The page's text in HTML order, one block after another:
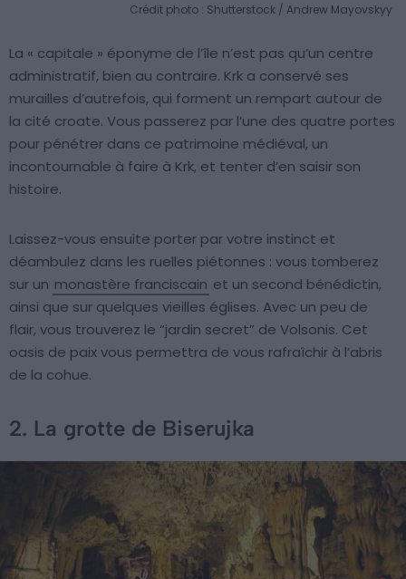
Crédit photo : Shutterstock / Andrew Mayovskyy
La « capitale » éponyme de l’île n’est pas qu’un centre
administratif, bien au contraire. Krk a conservé ses
murailles d’autrefois, qui forment un rempart autour de
la cité croate. Vous passerez par l’une des quatre portes
pour pénétrer dans ce patrimoine médiéval, un
incontournable à faire à Krk, et tenter d’en saisir son
histoire.
Laissez-vous ensuite porter par votre instinct et
déambulez dans les ruelles piétonnes : vous tomberez
sur un monastère franciscain et un second bénédictin,
ainsi que sur quelques vieilles églises. Avec un peu de
flair, vous trouverez le “jardin secret” de Volsonis. Cet
oasis de paix vous permettra de vous rafraîchir à l’abris
de la cohue.
2. La grotte de Biserujka